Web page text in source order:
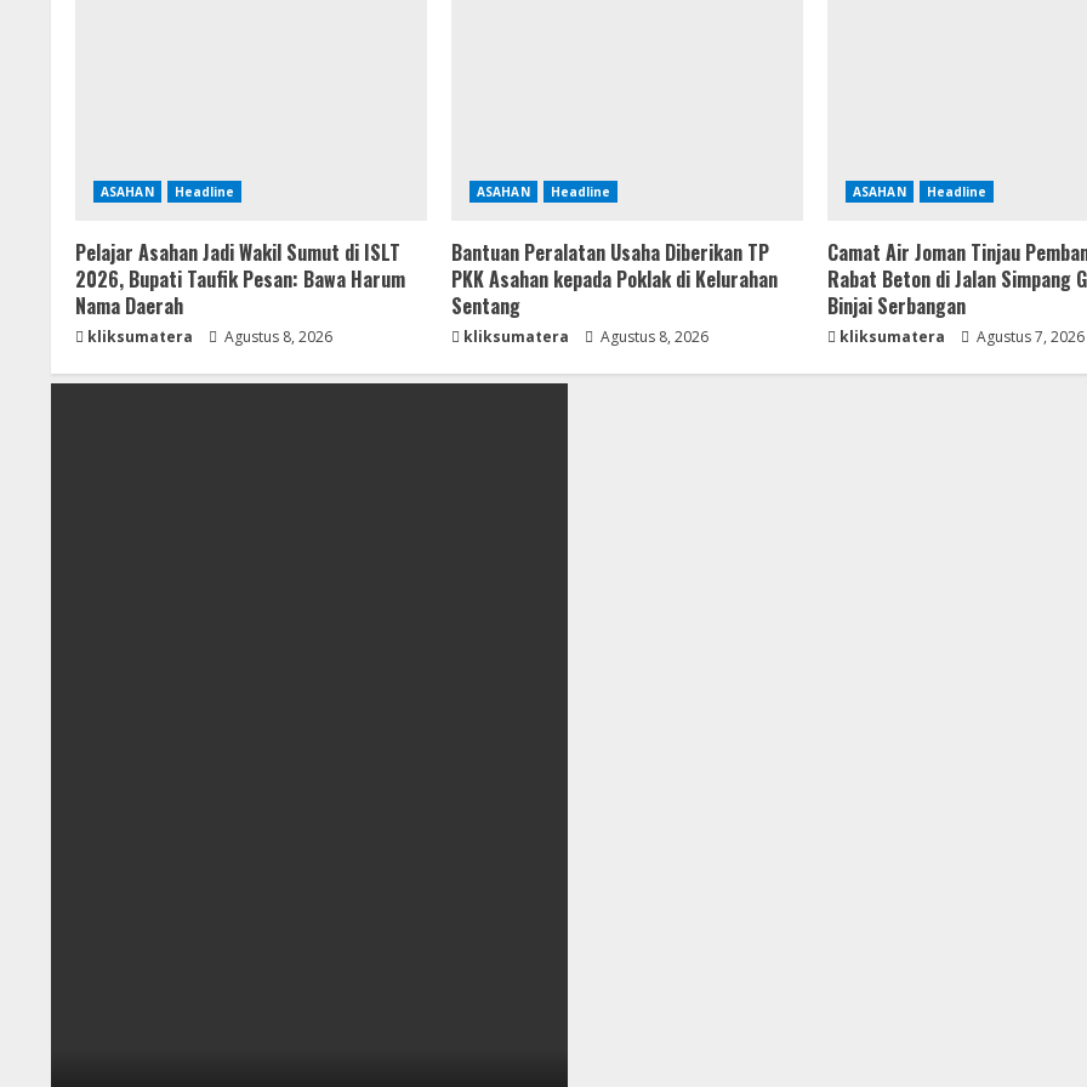
ASAHAN Headline
Pelajar Asahan Jadi Wakil Sumut di ISLT
2026, Bupati Taufik Pesan: Bawa Harum
Nama Daerah
kliksumatera Agustus 8, 2026
ASAHAN Headline
Bantuan Peralatan Usaha Diberikan TP
PKK Asahan kepada Poklak di Kelurahan
Sentang
kliksumatera Agustus 8, 2026
ASAHAN Headline
Camat Air Joman Tinjau
Rabat Beton di Jalan Simpang
Binjai Serbangan
kliksumatera Agustus 7, 2026